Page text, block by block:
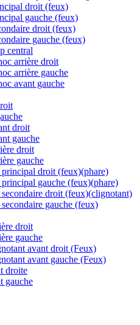
droit (feux)
gauche (feux)
droit (feux)
gauche (feux)
central
arrière droit
arrière gauche
avant gauche
droit
gauche
droit
gauche
droit (feux)(phare)
gauche (feux)(phare)
droit (feux)(clignotant)
gauche (feux)
droit
gauche
avant droit (Feux)
avant gauche (Feux)
droite
gauche